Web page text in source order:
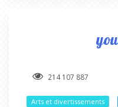
214 107 887
Arts et divertissements